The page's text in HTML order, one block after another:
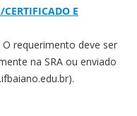
E
O requerimento deve ser
na SRA ou enviado